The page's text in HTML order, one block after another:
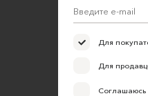
5000 ₽
Для
Для
Соглашаюсь